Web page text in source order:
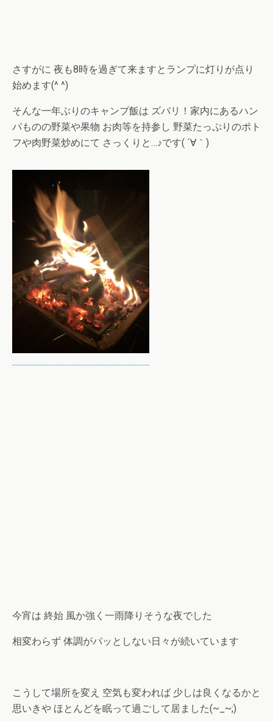
さすがに 夜も8時を過ぎて来ますとランプに灯りが点り
始めます(^ ^)
そんな一年ぶりのキャンプ飯は ズバリ！家内にあるハン
パものの野菜や果物 お肉等を持参し 野菜たっぷりのポト
フや肉野菜炒めにて さっくりと…♪です( ´∀｀)
今宵は 終始 風か強く一雨降りそうな夜でした
相変わらず 体調がパッとしない日々が続いています
こうして場所を変え 空気も変われば 少しは良くなるかと
思いきや ほとんどを眠って過ごして居ました(~_~;)